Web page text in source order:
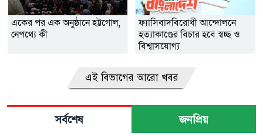
একের পর এক অনুষ্ঠানে হট্টগোল,
নেপথ্যে কী
ফ্যাসিবাদবিরোধী আন্দোলনে
হত্যাকাণ্ডের বিচার হবে স্বচ্ছ ও
বিশ্বাসযোগ্য
এই বিভাগের আরো খবর
সর্বশেষ জনপ্রিয়